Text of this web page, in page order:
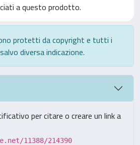
a questo prodotto.
protetti da copyright e tutti i
diversa indicazione.
per citare o creare un link a
11388/214390